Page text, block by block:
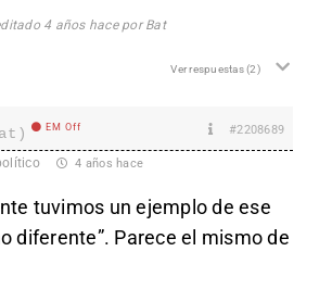
4 años hace por Bat
Ver respuestas(2)
EM Off #2208689
4 años hace
tuvimos un ejemplo de ese
diferente”. Parece el mismo de